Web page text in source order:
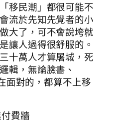
移民潮」都很可能不
流於先知先覺者的小
大了，可不會說垮就
讓人過得很舒服的。
十萬人才算屠城，死
輯，無論臉書、
面對的，都算不上移
費牆